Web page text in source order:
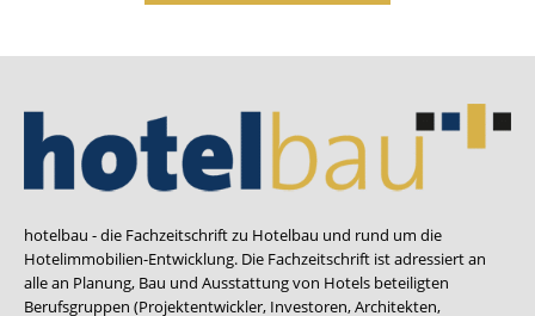
hotelbau - die Fachzeitschrift zu Hotelbau und rund um die
Hotelimmobilien-Entwicklung. Die Fachzeitschrift ist adressiert an
alle an Planung, Bau und Ausstattung von Hotels beteiligten
Berufsgruppen (Projektentwickler, Investoren, Architekten,